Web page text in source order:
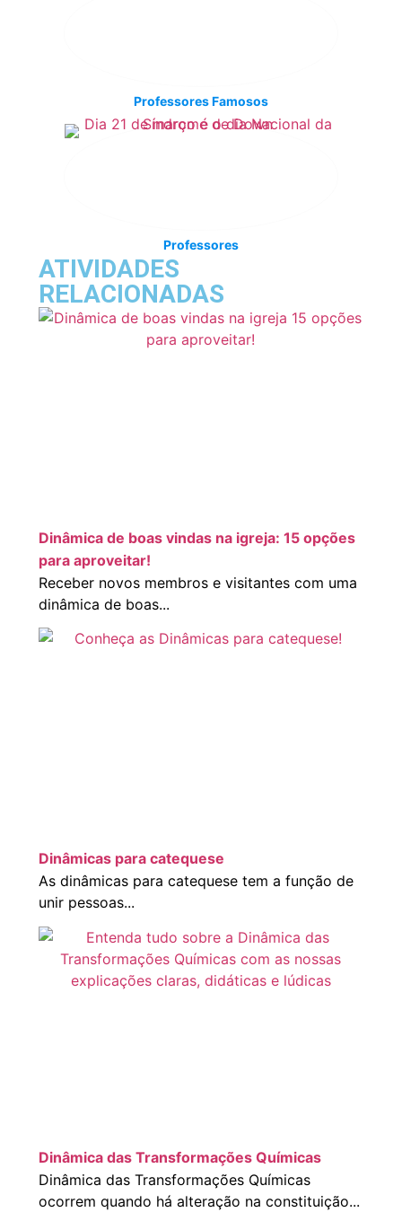
Professores Famosos
Professores
ATIVIDADES
RELACIONADAS
Dinâmica de boas vindas na igreja: 15 opções
para aproveitar!
Receber novos membros e visitantes com uma
dinâmica de boas...
Dinâmicas para catequese
As dinâmicas para catequese tem a função de
unir pessoas...
Dinâmica das Transformações Químicas
Dinâmica das Transformações Químicas
ocorrem quando há alteração na constituição...